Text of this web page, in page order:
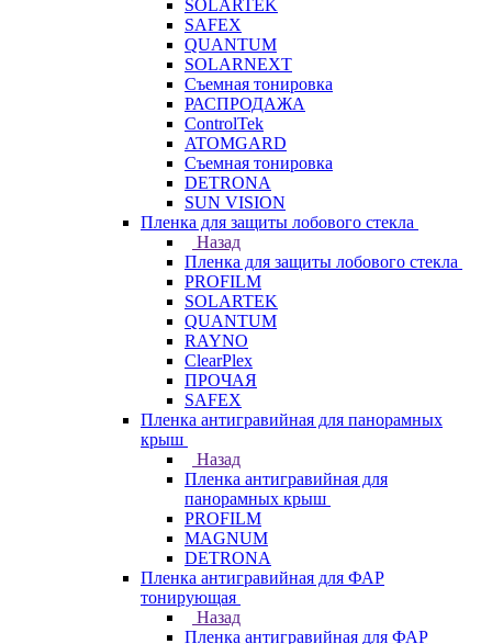
SOLARTEK
SAFEX
QUANTUM
SOLARNEXT
Съемная тонировка
РАСПРОДАЖА
ControlTek
ATOMGARD
Съемная тонировка
DETRONA
SUN VISION
Пленка для защиты лобового стекла
Назад
Пленка для защиты лобового стекла
PROFILM
SOLARTEK
QUANTUM
RAYNO
ClearPlex
ПРОЧАЯ
SAFEX
Пленка антигравийная для панорамных
крыш
Назад
Пленка антигравийная для
панорамных крыш
PROFILM
MAGNUM
DETRONA
Пленка антигравийная для ФАР
тонирующая
Назад
Пленка антигравийная для ФАР